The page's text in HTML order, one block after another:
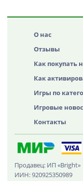
О нас
Отзывы
Как покупать
Как
Игры по
Игровые
Контакты
Продавец: ИП «Bright»
ИИН: 920925350989